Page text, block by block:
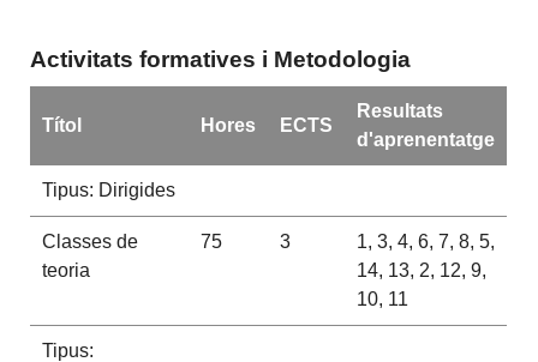
Activitats formatives i Metodologia
Títol Hores ECTS
Resultats
d'aprenentatge
Tipus: Dirigides
Classes de
teoria
75 3
1, 3, 4, 6, 7, 8, 5,
14, 13, 2, 12, 9,
10, 11
Tipus: